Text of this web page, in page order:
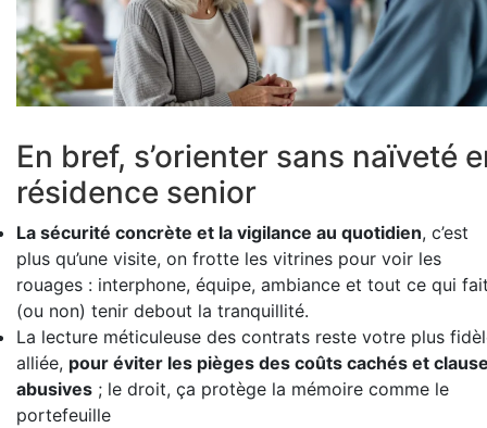
En bref, s’orienter sans naïveté
résidence senior
La sécurité concrète et la vigilance au quotidien, c’est
plus qu’une visite, on frotte les vitrines pour voir les
rouages : interphone, équipe, ambiance et tout ce qui
(ou non) tenir debout la tranquillité.
La lecture méticuleuse des contrats reste votre plus
alliée, pour éviter les pièges des coûts cachés et
abusives ; le droit, ça protège la mémoire comme le
portefeuille